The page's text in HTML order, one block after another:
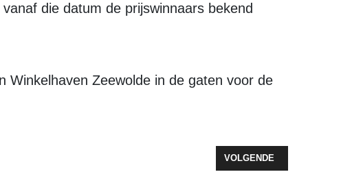
die datum de prijswinnaars bekend
Winkelhaven Zeewolde in de gaten voor de
PIETENONTOURVEILING.NL EN STEUN HET GOEDE DOELVOLGENDE ARTIKEL:
VOLGENDE